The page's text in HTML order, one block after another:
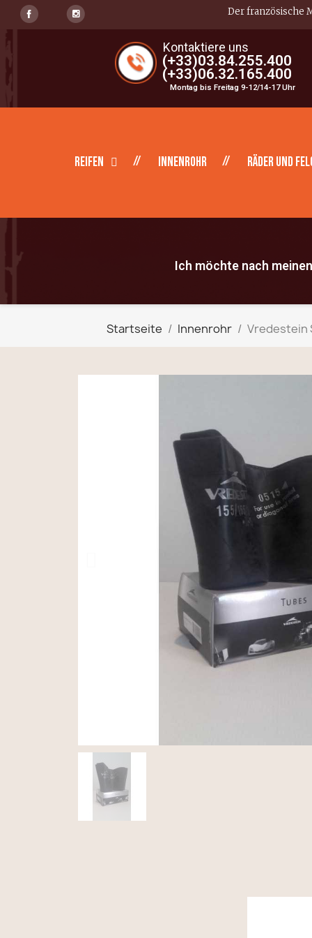
Der französische
Kontaktiere uns
(+33)03.84.255.400
(+33)06.32.165.400
Montag bis Freitag 9-12/14-17 Uhr
Reifen Innenrohr Räder und
Ich möchte nach
Startseite Innenrohr Vredestein